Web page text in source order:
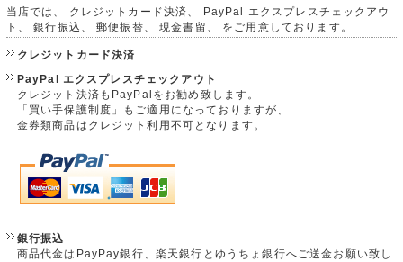
当店では、 クレジットカード決済、 PayPal エクスプレスチェックアウ
ト、 銀行振込、 郵便振替、 現金書留、 をご用意しております。
クレジットカード決済
PayPal エクスプレスチェックアウト
クレジット決済もPayPalをお勧め致します。
「買い手保護制度」もご適用になっておりますが、
金券類商品はクレジット利用不可となります。
銀行振込
商品代金はPayPay銀行、楽天銀行とゆうちょ銀行へご送金お願い致し